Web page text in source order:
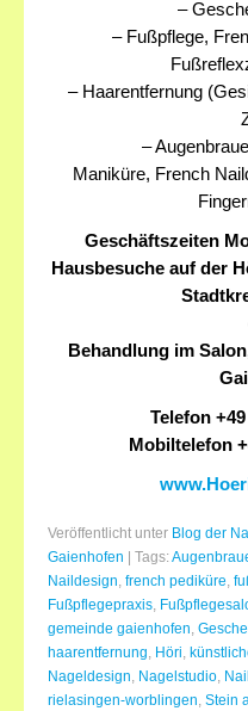
–
– Fußpflege,
– Haarentfernung
–
Maniküre, French
Geschäftszeiten
Hausbesuche auf der
Behandlung im
Telefon
Mobiltelefon
Veröffentlicht unter Blog der
Gaienhofen
Tags:
Naildesign, french pediküre,
Fußpflegepraxis,
gemeinde gaienhofen,
haarentfernung, Höri,
Nageldesign, Nagelstudio,
rielasingen-worblingen, Stein